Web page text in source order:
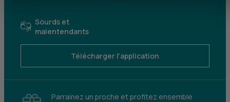
Sourds et
malentendants
Télécharger l'application
Parrainez un proche et profitez ensemble